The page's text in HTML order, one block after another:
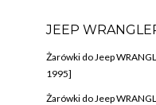
JEEP
Żarówki do Jeep
1995]
Żarówki do Jeep